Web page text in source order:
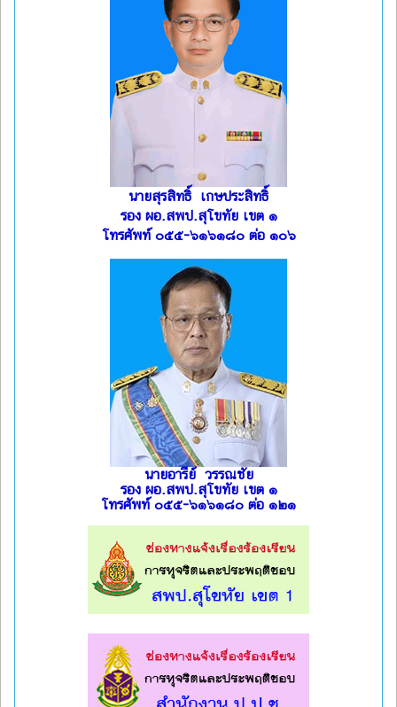
นายสุรสิทธิ์ เกษประสิทธิ์
รอง ผอ.สพป.สุโขทัย เขต ๑
โทรศัพท์ ๐๕๕-๖๑๖๑๘๐ ต่อ ๑๐๖
นายอารีย์ วรรณชัย
รอง ผอ.สพป.สุโขทัย เขต ๑
โทรศัพท์ ๐๕๕-๖๑๖๑๘๐ ต่อ ๑๒๑